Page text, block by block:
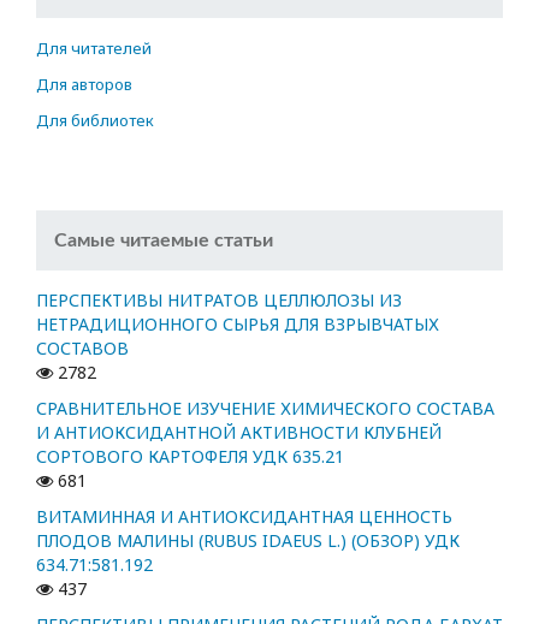
Для читателей
Для авторов
Для библиотек
Самые читаемые статьи
ПЕРСПЕКТИВЫ НИТРАТОВ ЦЕЛЛЮЛОЗЫ ИЗ
НЕТРАДИЦИОННОГО СЫРЬЯ ДЛЯ ВЗРЫВЧАТЫХ
СОСТАВОВ
2782
СРАВНИТЕЛЬНОЕ ИЗУЧЕНИЕ ХИМИЧЕСКОГО СОСТАВА
И АНТИОКСИДАНТНОЙ АКТИВНОСТИ КЛУБНЕЙ
СОРТОВОГО КАРТОФЕЛЯ УДК 635.21
681
ВИТАМИННАЯ И АНТИОКСИДАНТНАЯ ЦЕННОСТЬ
ПЛОДОВ МАЛИНЫ (RUBUS IDAEUS L.) (ОБЗОР) УДК
634.71:581.192
437